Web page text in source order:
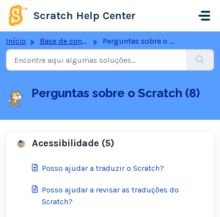
Ir para o conteúdo principal
Scratch Help Center
Início Base de conhecimento Perguntas sobre o Scratch
Perguntas sobre o Scratch (8)
Acessibilidade (5)
Posso ajudar a traduzir o Scratch?
Posso ajudar a revisar as traduções do
Scratch?